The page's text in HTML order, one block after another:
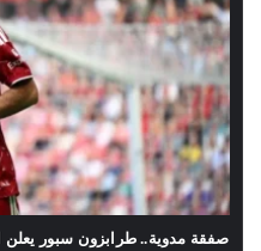
صفقة مدوية.. طرابزون سبور يعلن